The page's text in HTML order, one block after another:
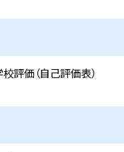
価（自己評価表）